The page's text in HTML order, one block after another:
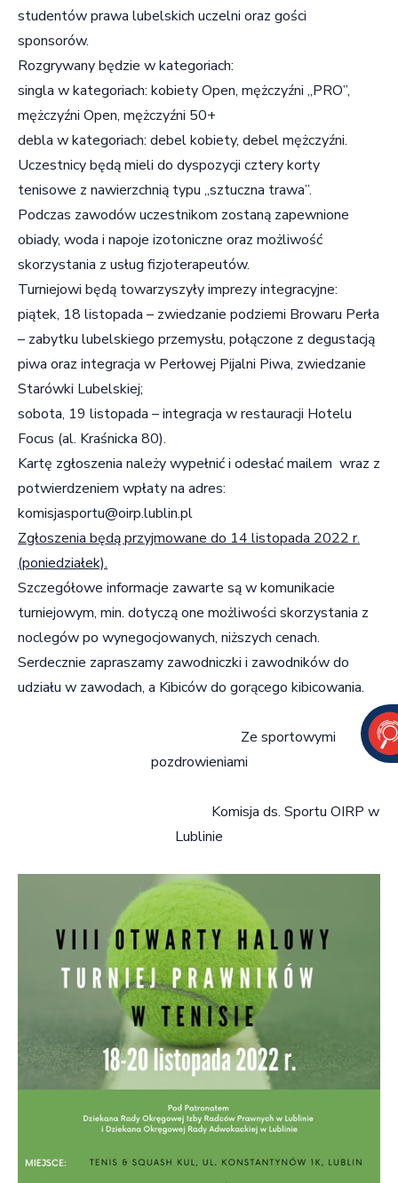
studentów prawa lubelskich uczelni oraz gości
sponsorów.
Rozgrywany będzie w kategoriach:
singla w kategoriach: kobiety Open, mężczyźni „PRO”,
mężczyźni Open, mężczyźni 50+
debla w kategoriach: debel kobiety, debel mężczyźni.
Uczestnicy będą mieli do dyspozycji cztery korty
tenisowe z nawierzchnią typu „sztuczna trawa”.
Podczas zawodów uczestnikom zostaną zapewnione
obiady, woda i napoje izotoniczne oraz możliwość
skorzystania z usług fizjoterapeutów.
Turniejowi będą towarzyszyły imprezy integracyjne:
piątek, 18 listopada – zwiedzanie podziemi Browaru Perła
– zabytku lubelskiego przemysłu, połączone z degustacją
piwa oraz integracja w Perłowej Pijalni Piwa, zwiedzanie
Starówki Lubelskiej;
sobota, 19 listopada – integracja w restauracji Hotelu
Focus (al. Kraśnicka 80).
Kartę zgłoszenia należy wypełnić i odesłać mailem wraz z
potwierdzeniem wpłaty na adres:
komisjasportu@oirp.lublin.pl
Zgłoszenia będą przyjmowane do 14 listopada 2022 r.
(poniedziałek).
Szczegółowe informacje zawarte są w komunikacie
turniejowym, min. dotyczą one możliwości skorzystania z
noclegów po wynegocjowanych, niższych cenach.
Serdecznie zapraszamy zawodniczki i zawodników do
udziału w zawodach, a Kibiców do gorącego kibicowania.
Ze sportowymi
pozdrowieniami
Komisja ds. Sportu OIRP w
Lublinie